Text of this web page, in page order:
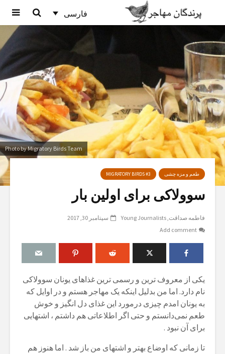
فارسی
Photo by Migratory Birds Team
طعم و مزه چشی MIGRATORY BIRDS #3
سوولاکی برای اولین بار
فاطمه صداقت Young Journalists
سپتامبر 30, 2017
Add comment
یکی از معروف ترین و رسمی ترین غذاهای یونان سوولاکی
نام دارد. اما من بدلیل اینکه یک مهاجر هستم و در اوایل که
به یونان امدم چیزی درمورد این غذای دل انگیز و خوش
طعم نمی‌دانستم و حتی اگر اطلاعاتی هم داشتم ، اشتهایی
برای آن نبود .
تا زمانی که اوضاع بهتر و اشتهای من باز شد . اما هنوز هم